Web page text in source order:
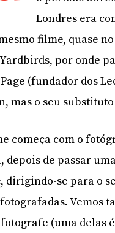
Londres era
filme, quase
por onde
(fundador dos
mas o seu substituto
começa com o
depois de passar
dirigindo-se para o
Vemos
(uma delas